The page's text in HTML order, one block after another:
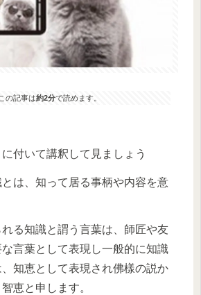
の記事は約2分で読めます。
付いて講釈して見ましょう
は、知って居る事柄や内容を意
る知識と謂う言葉は、師匠や友
な言葉として表現し一般的に知識
知恵として表現され佛樣の説か
恵と申します。